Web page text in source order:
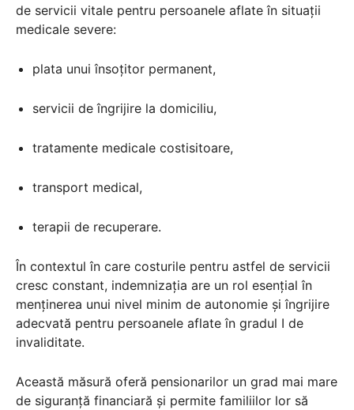
de servicii vitale pentru persoanele aflate în situații
medicale severe:
plata unui însoțitor permanent,
servicii de îngrijire la domiciliu,
tratamente medicale costisitoare,
transport medical,
terapii de recuperare.
În contextul în care costurile pentru astfel de servicii
cresc constant, indemnizația are un rol esențial în
menținerea unui nivel minim de autonomie și îngrijire
adecvată pentru persoanele aflate în gradul I de
invaliditate.
Această măsură oferă pensionarilor un grad mai mare
de siguranță financiară și permite familiilor lor să